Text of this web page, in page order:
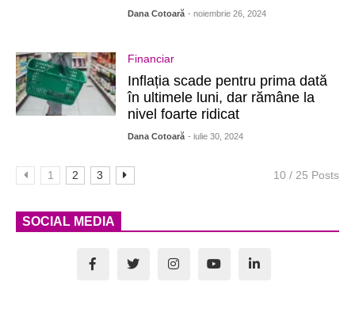
Dana Cotoară - noiembrie 26, 2024
Financiar
Inflația scade pentru prima dată
în ultimele luni, dar rămâne la
nivel foarte ridicat
Dana Cotoară - iulie 30, 2024
1 2 3 10 / 25 Posts
SOCIAL MEDIA